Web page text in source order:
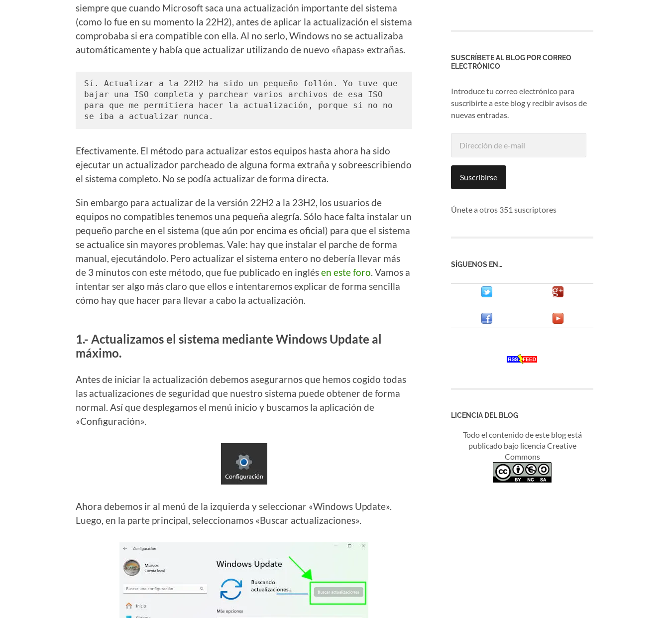
siempre que cuando Microsoft saca una actualización importante del sistema
(como lo fue en su momento la 22H2), antes de aplicar la actualización el sistema
comprobaba si era compatible con ella. Al no serlo, Windows no se actualizaba
automáticamente y había que actualizar utilizando de nuevo «ñapas» extrañas.
Sí. Actualizar a la 22H2 ha sido un pequeño follón. Yo tuve que
bajar una ISO completa y parchear varios archivos de esa ISO
para que me permitiera hacer la actualización, porque si no no
se iba a actualizar nunca.
Efectivamente. El método para actualizar estos equipos hasta ahora ha sido
ejecutar un actualizador parcheado de alguna forma extraña y sobreescribiendo
el sistema completo. No se podía actualizar de forma directa.
Sin embargo para actualizar de la versión 22H2 a la 23H2, los usuarios de
equipos no compatibles tenemos una pequeña alegría. Sólo hace falta instalar un
pequeño parche en el sistema (que aún por encima es oficial) para que el sistema
se actualice sin mayores problemas. Vale: hay que instalar el parche de forma
manual, ejecutándolo. Pero actualizar el sistema entero no debería llevar más
de 3 minutos con este método, que fue publicado en inglésen este foro. Vamos a
intentar ser algo más claro que ellos e intentaremos explicar de forma sencilla
cómo hay que hacer para llevar a cabo la actualización.
1.- Actualizamos el sistema mediante Windows Update al
máximo.
Antes de iniciar la actualización debemos asegurarnos que hemos cogido todas
las actualizaciones de seguridad que nuestro sistema puede obtener de forma
normal. Así que desplegamos el menú inicio y buscamos la aplicación de
«Configuración».
Ahora debemos ir al menú de la izquierda y seleccionar «Windows Update».
Luego, en la parte principal, seleccionamos «Buscar actualizaciones».
SUSCRÍBETE AL BLOG POR CORREO
ELECTRÓNICO
Introduce tu correo electrónico para
suscribirte a este blog y recibir avisos de
nuevas entradas.
mailSuscribirse
Únete a otros 351 suscriptores
SÍGUENOS EN…
LICENCIA DEL BLOG
Todo el contenido de este blog está
publicado bajo licencia Creative
Commons